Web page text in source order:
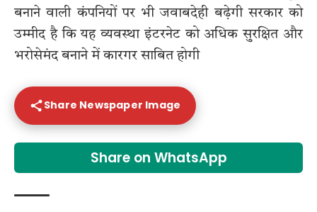
बनाने वाली कंपनियों पर भी जवाबदेही बढ़ेगी सरकार को
उम्मीद है कि यह व्यवस्था इंटरनेट को अधिक सुरक्षित और
भरोसेमंद बनाने में कारगर साबित होगी
Share Newspaper Image
Share on WhatsApp